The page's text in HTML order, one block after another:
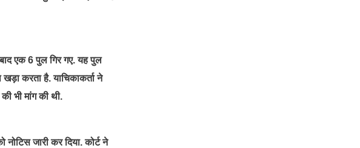
एक 6 पुल गिर गए. यह पुल
करता है. याचिकाकर्ता ने
भी मांग की थी.
जारी कर दिया. कोर्ट ने